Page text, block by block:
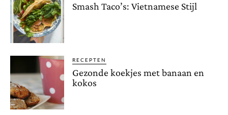
Smash Taco’s: Vietnamese Stijl
RECEPTEN
Gezonde koekjes met banaan en
kokos